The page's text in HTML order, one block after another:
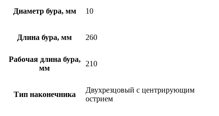
Диаметр бура, мм 10
Длина бура, мм 260
Рабочая длина бура,
мм
210
Тип наконечника
Двухрезцовый с центрирующим
острием